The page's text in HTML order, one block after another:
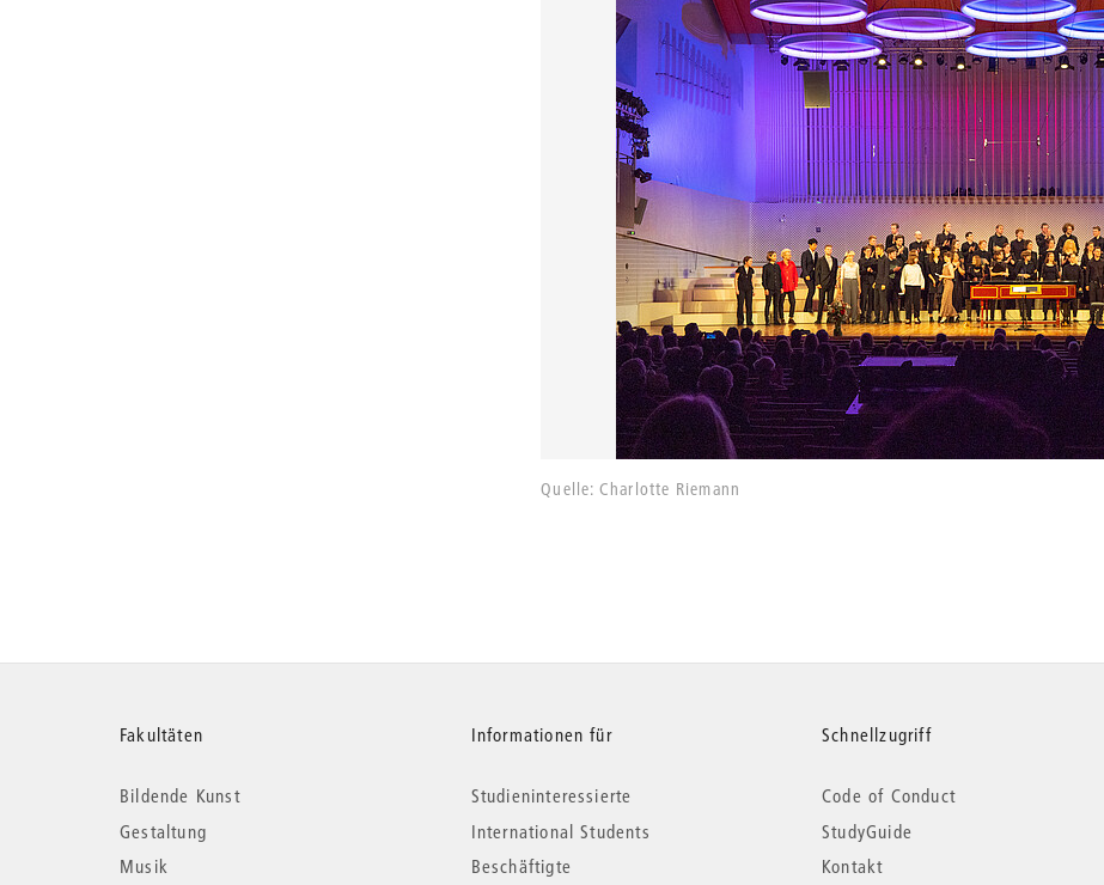
Quelle: Charlotte Riemann
Weitere
Informationen
Fakultäten
Bildende Kunst
Gestaltung
Musik
Informationen für
Studieninteressierte
International Students
Beschäftigte
Schnellzugriff
Code of Conduct
StudyGuide
Kontakt